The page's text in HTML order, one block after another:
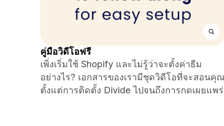
คู่มือวิดีโอฟรี
เพิ่งเริ่มใช้ Shopify และไม่รู้ว่าจะตั้งค่าธีม
อย่างไร? เอกสารของเรามีชุดวิดีโอที่จะสอนคุณ
ตั้งแต่การติดตั้ง Divide ไปจนถึงการกดเผยแพร่